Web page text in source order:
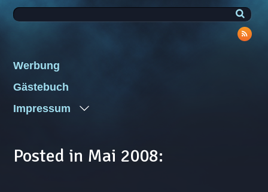
Werbung
Gästebuch
Impressum
Posted in Mai 2008: